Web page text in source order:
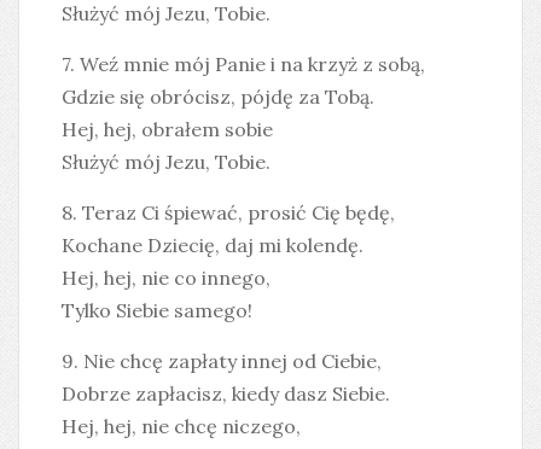
Służyć mój Jezu, Tobie.
7. Weź mnie mój Panie i na krzyż z sobą,
Gdzie się obrócisz, pójdę za Tobą.
Hej, hej, obrałem sobie
Służyć mój Jezu, Tobie.
8. Teraz Ci śpiewać, prosić Cię będę,
Kochane Dziecię, daj mi kolendę.
Hej, hej, nie co innego,
Tylko Siebie samego!
9. Nie chcę zapłaty innej od Ciebie,
Dobrze zapłacisz, kiedy dasz Siebie.
Hej, hej, nie chcę niczego,